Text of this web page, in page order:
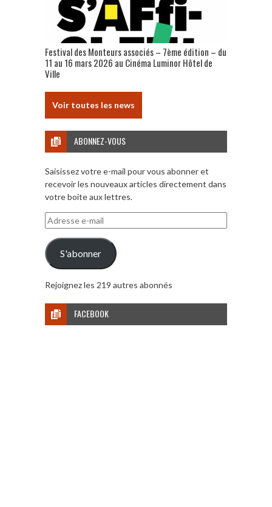
Festival des Monteurs associés – 7ème édition – du
11 au 16 mars 2026 au Cinéma Luminor Hôtel de
Ville
Voir toutes les news
ABONNEZ-VOUS
Saisissez votre e-mail pour vous abonner et
recevoir les nouveaux articles directement dans
votre boite aux lettres.
Adresse
e-
mail
S'abonner
Rejoignez les 219 autres abonnés
FACEBOOK